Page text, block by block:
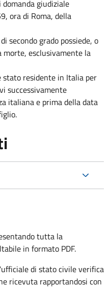
giudiziale
ora di Roma, della
secondo grado possiede, o
morte, esclusivamente la
residente in Italia per
successivamente
italiana e prima della data
tutta la
in formato PDF.
di stato civile verifica
ricevuta rapportandosi con